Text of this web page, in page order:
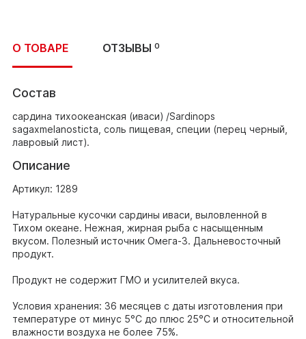
О ТОВАРЕ ОТЗЫВЫ 0
Состав
сардина тихоокеанская (иваси) /Sardinops
sagaxmelanosticta, соль пищевая, специи (перец черный,
лавровый лист).
Описание
Артикул: 1289
Натуральные кусочки сардины иваси, выловленной в
Тихом океане. Нежная, жирная рыба с насыщенным
вкусом. Полезный источник Омега-3. Дальневосточный
продукт.
Продукт не содержит ГМО и усилителей вкуса.
Условия хранения: 36 месяцев с даты изготовления при
температуре от минус 5°C до плюс 25°С и относительной
влажности воздуха не более 75%.